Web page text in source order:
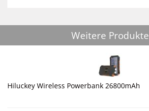
Weitere Produkte
Hiluckey Wireless Powerbank 26800mAh